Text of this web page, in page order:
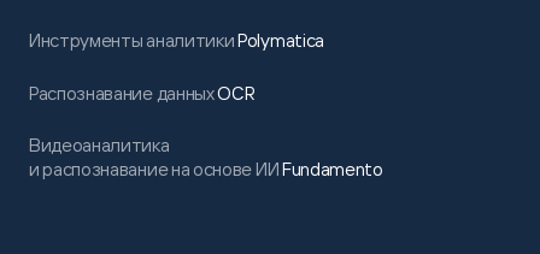
Инструменты аналитикиPolymatica
Распознавание данныхOCR
Видеоаналитика
и распознавание на основе ИИFundamento